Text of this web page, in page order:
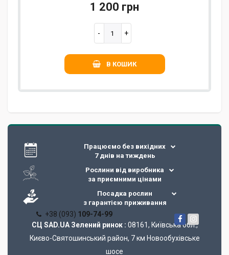
1 200 грн
В КОШИК
Працюємо без вихідних
7 днів на тиждень
Рослини від виробника
за приємними цінами
Посадка рослин
з гарантією приживання
+38 (093) 109-74-99
СЦ SAD.UA Зелений ринок : 08161, Київська обл.,
Києво-Святошинський район, 7 км Новообухівське
шосе